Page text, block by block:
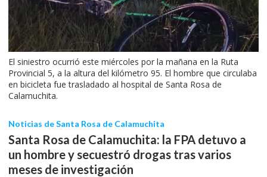
El siniestro ocurrió este miércoles por la mañana en la Ruta
Provincial 5, a la altura del kilómetro 95. El hombre que circulaba
en bicicleta fue trasladado al hospital de Santa Rosa de
Calamuchita.
Santa Rosa de Calamuchita: la FPA detuvo a
un hombre y secuestró drogas tras varios
meses de investigación
Noticias de Santa Rosa de Calamuchita